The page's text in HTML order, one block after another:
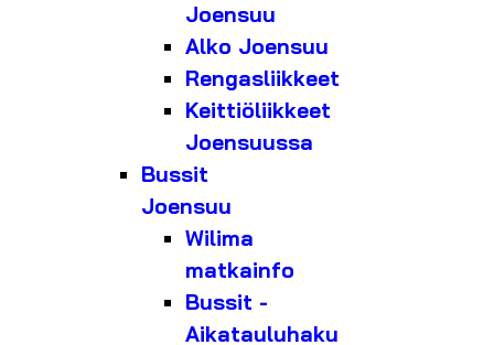
Joensuu
Alko Joensuu
Rengasliikkeet
Keittiöliikkeet
Joensuussa
Bussit
Joensuu
Wilima
matkainfo
Bussit -
Aikatauluhaku